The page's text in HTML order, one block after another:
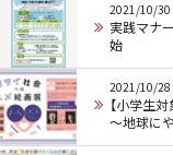
2021/10/30
実践マナ
始
2021/10/28
【小学生
～地球に